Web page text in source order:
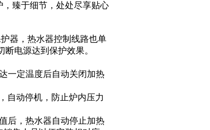
臻于细节，处处尽享贴心
器，热水器控制线路也单
电源达到保护效果。
一定温度后自动关闭加热
自动停机，防止炉内压力
后，热水器自动停止加热